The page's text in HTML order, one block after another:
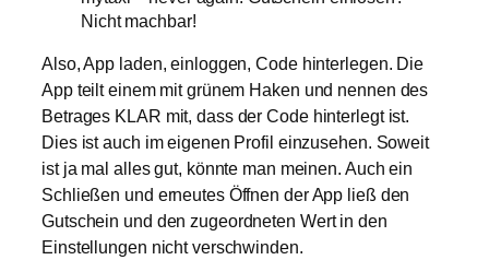
Nicht machbar!
Also, App laden, einloggen, Code hinterlegen. Die
App teilt einem mit grünem Haken und nennen des
Betrages KLAR mit, dass der Code hinterlegt ist.
Dies ist auch im eigenen Profil einzusehen. Soweit
ist ja mal alles gut, könnte man meinen. Auch ein
Schließen und erneutes Öffnen der App ließ den
Gutschein und den zugeordneten Wert in den
Einstellungen nicht verschwinden.